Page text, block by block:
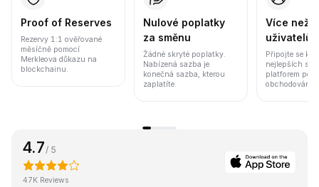
Proof of Reserves
Rezervy 1:1 ověřované
měsíčně pomocí
Merkleova důkazu na
blockchainu.
Nulové poplatky
za směnu
Žádné skryté poplatky.
Nabízená sazba je
konečná sazba, kterou
zaplatíte.
Více než
uživatelů
Připojte se k
nejlepších
platforem
obchodování
4.7 / 5
47K Reviews